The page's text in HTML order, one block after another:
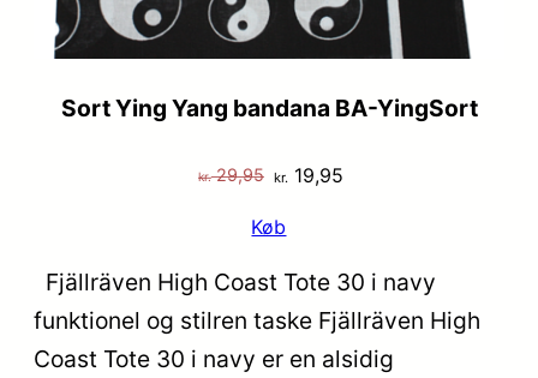
Sort Ying Yang bandana BA-YingSort
kr.29,95 Den
pris
var:
kr. 19,95
er:
Køb
Fjällräven High Coast Tote 30 i navy
funktionel og stilren taske Fjällräven High
Coast Tote 30 i navy er en alsidig